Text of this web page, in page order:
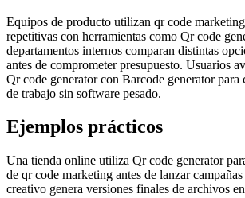
Equipos de producto utilizan qr code
repetitivas con herramientas como Qr code
departamentos internos comparan distintas
antes de comprometer presupuesto. Usuarios
Qr code generator con Barcode generator
de trabajo sin software pesado.
Ejemplos prácticos
Una tienda online utiliza Qr code generator
de qr code marketing antes de lanzar
creativo genera versiones finales de archivos